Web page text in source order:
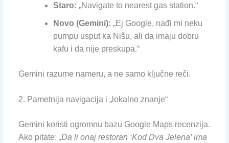
Staro: „Navigate to nearest gas station.“
Novo (Gemini): „Ej Google, nađi mi neku
pumpu usput ka Nišu, ali da imaju dobru
kafu i da nije preskupa.“
Gemini razume nameru, a ne samo ključne reči.
2. Pametnija navigacija i „lokalno znanje“
Gemini koristi ogromnu bazu Google Maps recenzija.
Ako pitate: „Da li onaj restoran ‘Kod Dva Jelena’ ima